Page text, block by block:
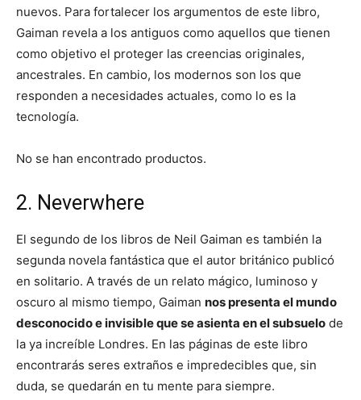
nuevos. Para fortalecer los argumentos de este libro,
Gaiman revela a los antiguos como aquellos que tienen
como objetivo el proteger las creencias originales,
ancestrales. En cambio, los modernos son los que
responden a necesidades actuales, como lo es la
tecnología.
No se han encontrado productos.
2. Neverwhere
El segundo de los libros de Neil Gaiman es también la
segunda novela fantástica que el autor británico publicó
en solitario. A través de un relato mágico, luminoso y
oscuro al mismo tiempo, Gaiman nos presenta el mundo
desconocido e invisible que se asienta en el subsuelo de
la ya increíble Londres. En las páginas de este libro
encontrarás seres extraños e impredecibles que, sin
duda, se quedarán en tu mente para siempre.